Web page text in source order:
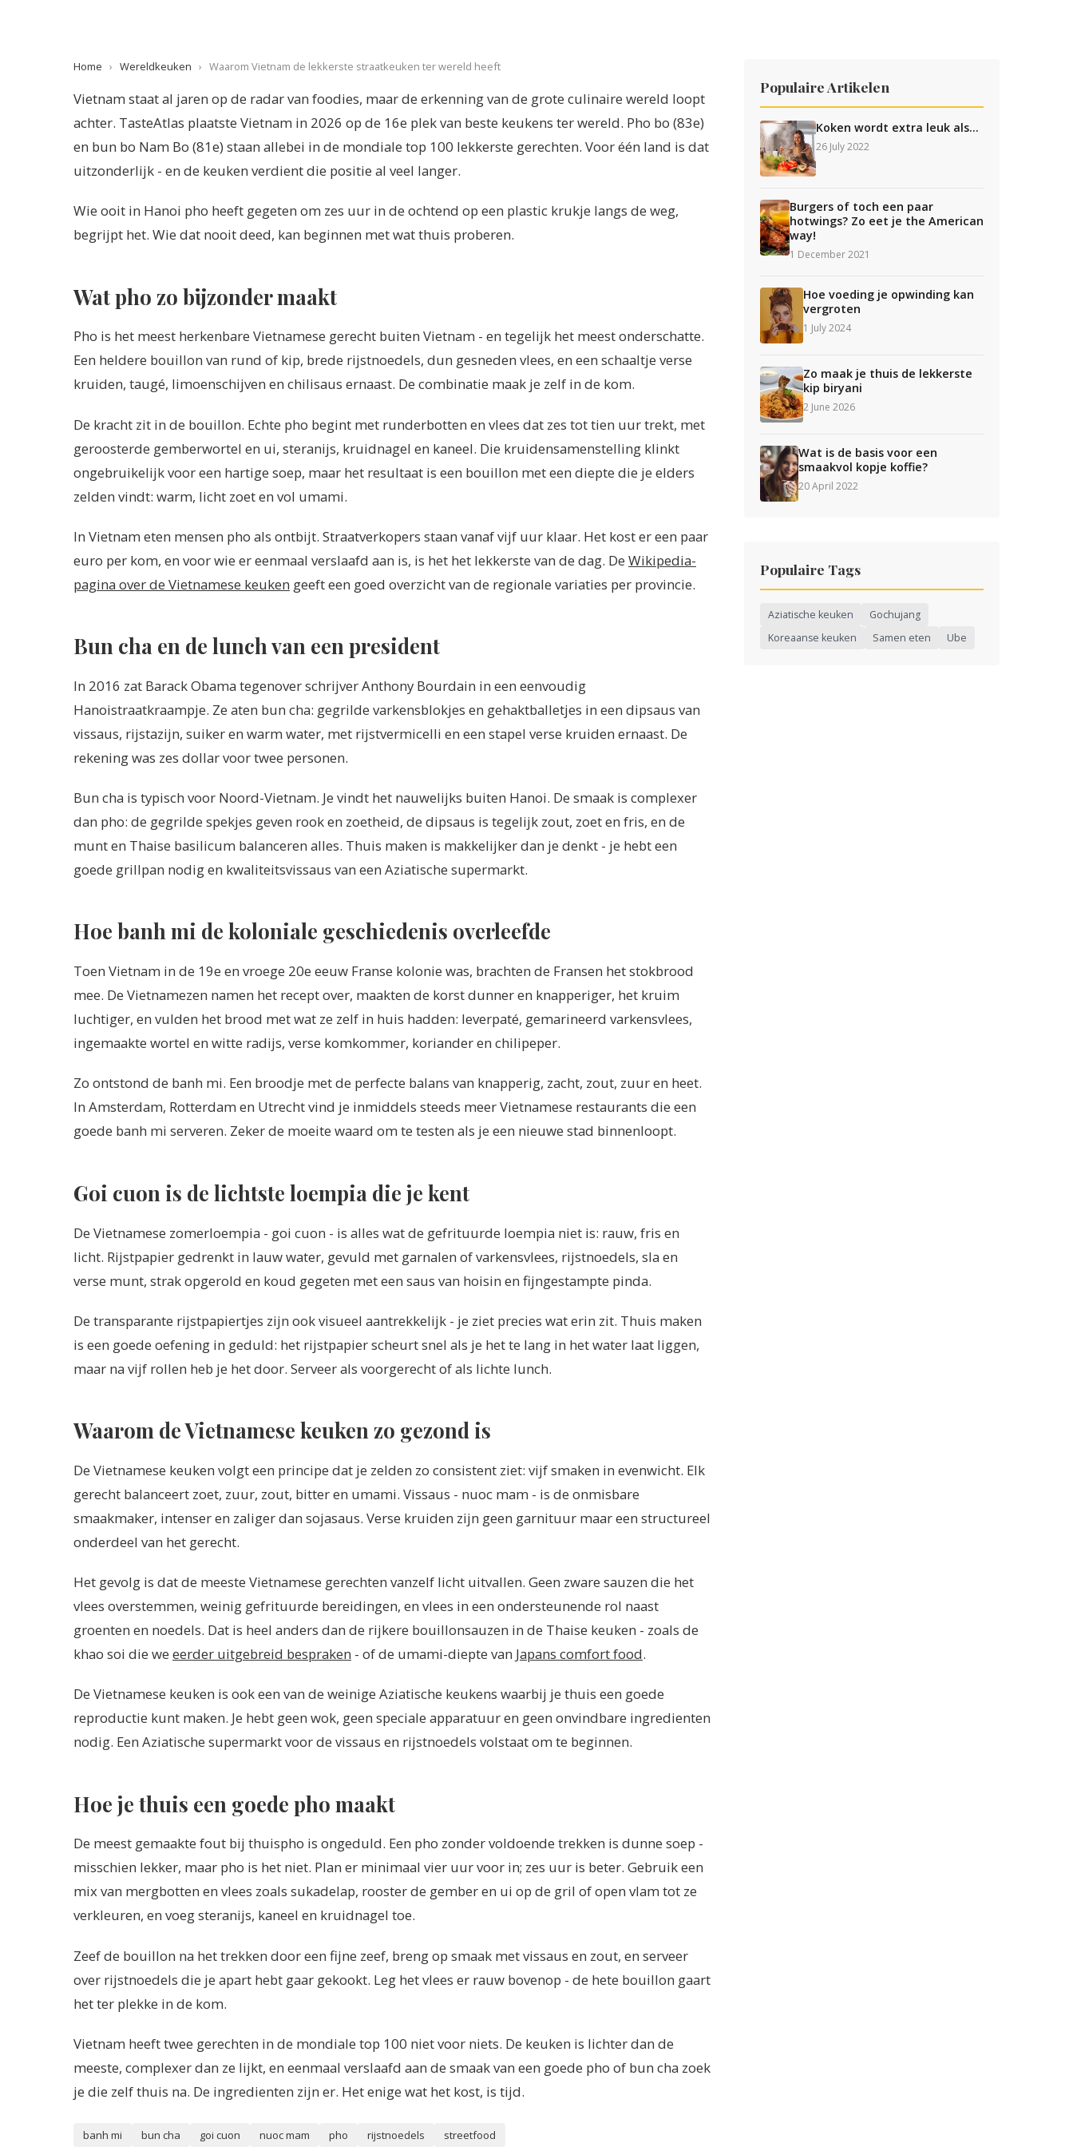
Home › Wereldkeuken › Waarom Vietnam de lekkerste straatkeuken ter wereld heeft
Vietnam staat al jaren op de radar van foodies, maar de erkenning van de grote culinaire wereld loopt
achter. TasteAtlas plaatste Vietnam in 2026 op de 16e plek van beste keukens ter wereld. Pho bo (83e)
en bun bo Nam Bo (81e) staan allebei in de mondiale top 100 lekkerste gerechten. Voor één land is dat
uitzonderlijk - en de keuken verdient die positie al veel langer.
Wie ooit in Hanoi pho heeft gegeten om zes uur in de ochtend op een plastic krukje langs de weg,
begrijpt het. Wie dat nooit deed, kan beginnen met wat thuis proberen.
Wat pho zo bijzonder maakt
Pho is het meest herkenbare Vietnamese gerecht buiten Vietnam - en tegelijk het meest onderschatte.
Een heldere bouillon van rund of kip, brede rijstnoedels, dun gesneden vlees, en een schaaltje verse
kruiden, taugé, limoenschijven en chilisaus ernaast. De combinatie maak je zelf in de kom.
De kracht zit in de bouillon. Echte pho begint met runderbotten en vlees dat zes tot tien uur trekt, met
geroosterde gemberwortel en ui, steranijs, kruidnagel en kaneel. Die kruidensamenstelling klinkt
ongebruikelijk voor een hartige soep, maar het resultaat is een bouillon met een diepte die je elders
zelden vindt: warm, licht zoet en vol umami.
In Vietnam eten mensen pho als ontbijt. Straatverkopers staan vanaf vijf uur klaar. Het kost er een paar
euro per kom, en voor wie er eenmaal verslaafd aan is, is het het lekkerste van de dag. De Wikipedia-
pagina over de Vietnamese keuken geeft een goed overzicht van de regionale variaties per provincie.
Bun cha en de lunch van een president
In 2016 zat Barack Obama tegenover schrijver Anthony Bourdain in een eenvoudig
Hanoistraatkraampje. Ze aten bun cha: gegrilde varkensblokjes en gehaktballetjes in een dipsaus van
vissaus, rijstazijn, suiker en warm water, met rijstvermicelli en een stapel verse kruiden ernaast. De
rekening was zes dollar voor twee personen.
Bun cha is typisch voor Noord-Vietnam. Je vindt het nauwelijks buiten Hanoi. De smaak is complexer
dan pho: de gegrilde spekjes geven rook en zoetheid, de dipsaus is tegelijk zout, zoet en fris, en de
munt en Thaise basilicum balanceren alles. Thuis maken is makkelijker dan je denkt - je hebt een
goede grillpan nodig en kwaliteitsvissaus van een Aziatische supermarkt.
Hoe banh mi de koloniale geschiedenis overleefde
Toen Vietnam in de 19e en vroege 20e eeuw Franse kolonie was, brachten de Fransen het stokbrood
mee. De Vietnamezen namen het recept over, maakten de korst dunner en knapperiger, het kruim
luchtiger, en vulden het brood met wat ze zelf in huis hadden: leverpaté, gemarineerd varkensvlees,
ingemaakte wortel en witte radijs, verse komkommer, koriander en chilipeper.
Zo ontstond de banh mi. Een broodje met de perfecte balans van knapperig, zacht, zout, zuur en heet.
In Amsterdam, Rotterdam en Utrecht vind je inmiddels steeds meer Vietnamese restaurants die een
goede banh mi serveren. Zeker de moeite waard om te testen als je een nieuwe stad binnenloopt.
Goi cuon is de lichtste loempia die je kent
De Vietnamese zomerloempia - goi cuon - is alles wat de gefrituurde loempia niet is: rauw, fris en
licht. Rijstpapier gedrenkt in lauw water, gevuld met garnalen of varkensvlees, rijstnoedels, sla en
verse munt, strak opgerold en koud gegeten met een saus van hoisin en fijngestampte pinda.
De transparante rijstpapiertjes zijn ook visueel aantrekkelijk - je ziet precies wat erin zit. Thuis maken
is een goede oefening in geduld: het rijstpapier scheurt snel als je het te lang in het water laat liggen,
maar na vijf rollen heb je het door. Serveer als voorgerecht of als lichte lunch.
Waarom de Vietnamese keuken zo gezond is
De Vietnamese keuken volgt een principe dat je zelden zo consistent ziet: vijf smaken in evenwicht. Elk
gerecht balanceert zoet, zuur, zout, bitter en umami. Vissaus - nuoc mam - is de onmisbare
smaakmaker, intenser en zaliger dan sojasaus. Verse kruiden zijn geen garnituur maar een structureel
onderdeel van het gerecht.
Het gevolg is dat de meeste Vietnamese gerechten vanzelf licht uitvallen. Geen zware sauzen die het
vlees overstemmen, weinig gefrituurde bereidingen, en vlees in een ondersteunende rol naast
groenten en noedels. Dat is heel anders dan de rijkere bouillonsauzen in de Thaise keuken - zoals de
khao soi die we eerder uitgebreid bespraken - of de umami-diepte van Japans comfort food.
De Vietnamese keuken is ook een van de weinige Aziatische keukens waarbij je thuis een goede
reproductie kunt maken. Je hebt geen wok, geen speciale apparatuur en geen onvindbare ingredienten
nodig. Een Aziatische supermarkt voor de vissaus en rijstnoedels volstaat om te beginnen.
Hoe je thuis een goede pho maakt
De meest gemaakte fout bij thuispho is ongeduld. Een pho zonder voldoende trekken is dunne soep -
misschien lekker, maar pho is het niet. Plan er minimaal vier uur voor in; zes uur is beter. Gebruik een
mix van mergbotten en vlees zoals sukadelap, rooster de gember en ui op de gril of open vlam tot ze
verkleuren, en voeg steranijs, kaneel en kruidnagel toe.
Zeef de bouillon na het trekken door een fijne zeef, breng op smaak met vissaus en zout, en serveer
over rijstnoedels die je apart hebt gaar gekookt. Leg het vlees er rauw bovenop - de hete bouillon gaart
het ter plekke in de kom.
Vietnam heeft twee gerechten in de mondiale top 100 niet voor niets. De keuken is lichter dan de
meeste, complexer dan ze lijkt, en eenmaal verslaafd aan de smaak van een goede pho of bun cha zoek
je die zelf thuis na. De ingredienten zijn er. Het enige wat het kost, is tijd.
banh mi bun cha goi cuon nuoc mam pho rijstnoedels streetfood
Populaire Artikelen
Koken wordt extra leuk als…
26 July 2022
Burgers of toch een paar
hotwings? Zo eet je the American
way!
1 December 2021
Hoe voeding je opwinding kan
vergroten
1 July 2024
Zo maak je thuis de lekkerste
kip biryani
2 June 2026
Wat is de basis voor een
smaakvol kopje koffie?
20 April 2022
Populaire Tags
Aziatische keuken
Gochujang
Koreaanse keuken
Samen eten Ube